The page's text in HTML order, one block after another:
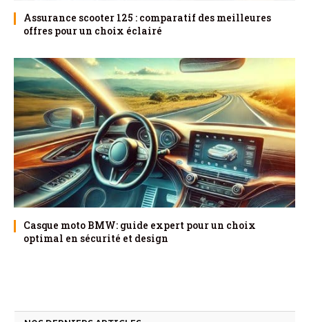
Assurance scooter 125 : comparatif des meilleures
offres pour un choix éclairé
Casque moto BMW: guide expert pour un choix
optimal en sécurité et design